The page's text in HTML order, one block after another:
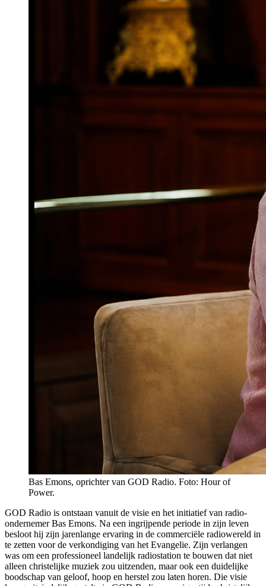
Bas Emons, oprichter van GOD Radio. Foto: Hour of
Power.
GOD Radio is ontstaan vanuit de visie en het initiatief van radio-
ondernemer Bas Emons. Na een ingrijpende periode in zijn leven
besloot hij zijn jarenlange ervaring in de commerciële radiowereld in
te zetten voor de verkondiging van het Evangelie. Zijn verlangen
was om een professioneel landelijk radiostation te bouwen dat niet
alleen christelijke muziek zou uitzenden, maar ook een duidelijke
boodschap van geloof, hoop en herstel zou laten horen. Die visie